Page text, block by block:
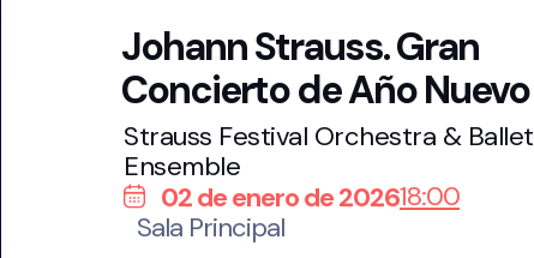
Johann Strauss. Gran
Concierto de Año Nuevo
Strauss Festival Orchestra & Ballet
Ensemble
02 de enero de 202618:00
Sala Principal